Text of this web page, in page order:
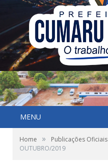
MENU
Home » Publicações Oficiais
OUTUBRO/2019